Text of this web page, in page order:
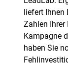
liefert Ihnen
Zahlen Ihrer
Kampagne
haben Sie